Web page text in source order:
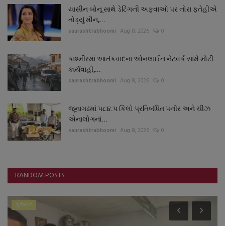
યાસીન બોનૂ સાથે ડેટિંગની અફવાઓ પર નોરા ફતેહીએ
તોડ્યું મૌન,...
saurashtrabhoomi Aug 8, 2026 0
કાશ્મીરમાં આતંકવાદના ઓનલાઈન નેટવર્ક સામે મોટી
કાર્યવાહી,...
saurashtrabhoomi Aug 8, 2026 0
જૂનાગઢમાં ૫૮૪.૫ કિલો પ્રતિબંધિત પનીર અને ચીઝ
એનાલોગનાં...
saurashtrabhoomi Aug 8, 2026 0
RANDOM POSTS
ગુજરાત